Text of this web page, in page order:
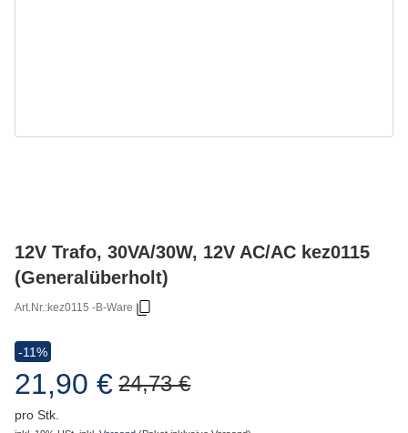
12V Trafo, 30VA/30W, 12V AC/AC kez0115
(Generalüberholt)
Art.Nr.:kez0115 -B-Ware
-11%
21,90 € 24,73 €
pro Stk.